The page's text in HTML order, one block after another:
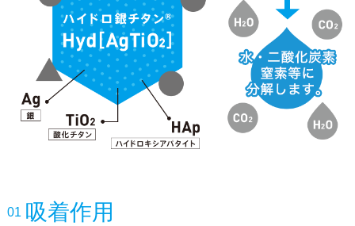
01 吸着作用